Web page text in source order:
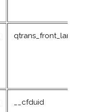
qtrans_front_language
__cfduid